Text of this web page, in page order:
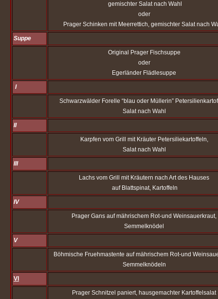
gemischter Salat nach Wahl
oder
Prager Schinken mit Meerrettich, gemischter Salat nach
Suppe
Original Prager Fischsuppe
oder
Egerländer Flädlesuppe
I
Schwarzwälder Forelle “blau oder Müllerin”
Salat nach Wahl
II
Karpfen vom Grill mit Kräuter Petersiliekartoffeln,
Salat nach Wahl
III
Lachs vom Grill mit Kräutern nach Art des Hauses
auf Blattspinat, Kartoffeln
IV
Prager Gans auf mährischem Rot-und Weinsauerkraut,
Semmelknödel
V
Böhmische Fruehmastente auf mährischem Rot-und
Semmelknödeln
VI
Prager Schnitzel paniert, hausgemachter Kartoffelsalat